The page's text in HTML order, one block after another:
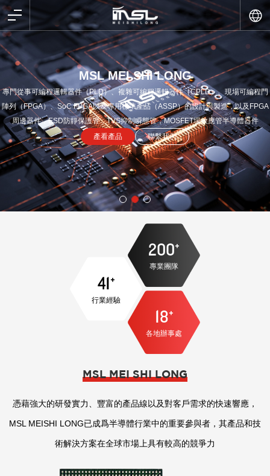
MSL MEI SHI LONG
專門從事可編程邏輯器件（PLD）、複雜可編程邏輯器件（CPLD）、現場可編程門
陣列（FPGA）、SoC FPGA以及專用標準產品（ASSP）的設計與製造，以及FPGA
周邊器件，ESD防靜保護管，TVS抑制瞬態管，MOSFET場效應管半導體器件
產看產品
聯繫我們
41+
行業經驗
200+
專業團隊
18+
各地辦事處
MSL MEI SHI LONG
憑藉強大的研發實力、豐富的產品線以及對客戶需求的快速響應，
MSL MEISHI LONG已成爲半導體行業中的重要參與者，其產品和技
術解決方案在全球市場上具有較高的競爭力